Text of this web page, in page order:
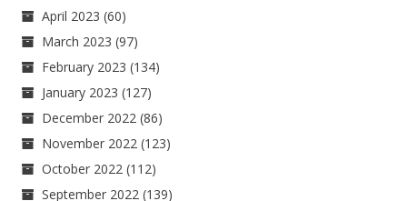
April 2023 (60)
March 2023 (97)
February 2023 (134)
January 2023 (127)
December 2022 (86)
November 2022 (123)
October 2022 (112)
September 2022 (139)